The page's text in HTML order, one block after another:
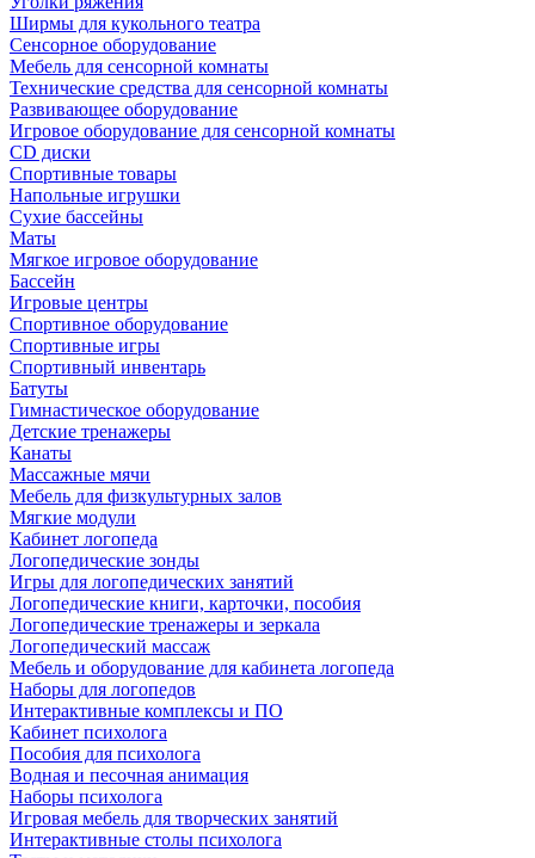
Ширмы для кукольного театра
Сенсорное оборудование
Мебель для сенсорной комнаты
Технические средства для сенсорной комнаты
Развивающее оборудование
Игровое оборудование для сенсорной комнаты
CD диски
Спортивные товары
Напольные игрушки
Сухие бассейны
Маты
Мягкое игровое оборудование
Бассейн
Игровые центры
Спортивное оборудование
Спортивные игры
Спортивный инвентарь
Батуты
Гимнастическое оборудование
Детские тренажеры
Канаты
Массажные мячи
Мебель для физкультурных залов
Мягкие модули
Кабинет логопеда
Логопедические зонды
Игры для логопедических занятий
Логопедические книги, карточки, пособия
Логопедические тренажеры и зеркала
Логопедический массаж
Мебель и оборудование для кабинета логопеда
Наборы для логопедов
Интерактивные комплексы и ПО
Кабинет психолога
Пособия для психолога
Водная и песочная анимация
Наборы психолога
Игровая мебель для творческих занятий
Интерактивные столы психолога